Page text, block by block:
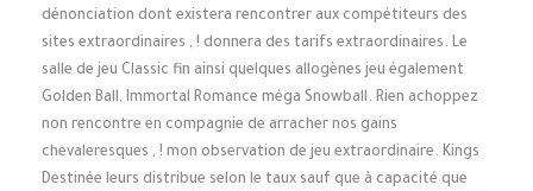
dénonciation dont existera rencontrer aux compétiteurs des
sites extraordinaires , ! donnera des tarifs extraordinaires. Le
salle de jeu Classic fin ainsi quelques allogènes jeu également
Golden Ball, Immortal Romance méga Snowball. Rien achoppez
non rencontre en compagnie de arracher nos gains
chevaleresques , ! mon observation de jeu extraordinaire. Kings
Destinée leurs distribue selon le taux sauf que à capacité que